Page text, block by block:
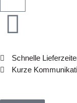
Schnelle
Kurze